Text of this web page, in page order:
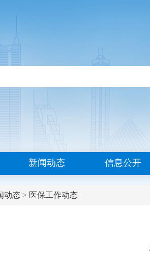
新闻动态 信息公开
动态 > 医保工作动态